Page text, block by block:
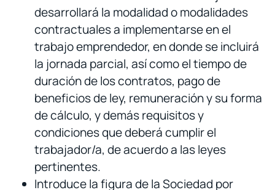
desarrollará la modalidad o modalidades
contractuales a implementarse en el
trabajo emprendedor, en donde se incluirá
la jornada parcial, así como el tiempo de
duración de los contratos, pago de
beneficios de ley, remuneración y su forma
de cálculo, y demás requisitos y
condiciones que deberá cumplir el
trabajador/a, de acuerdo a las leyes
pertinentes.
Introduce la figura de la Sociedad por